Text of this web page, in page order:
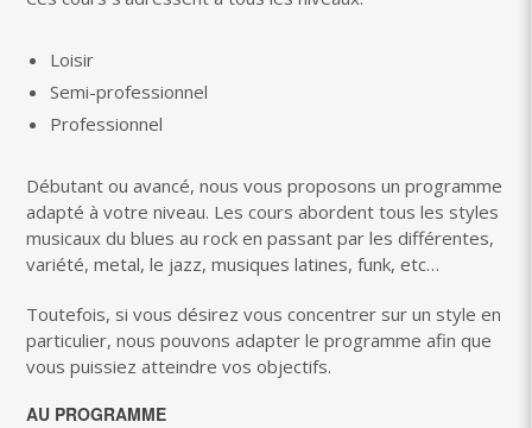
Loisir
Semi-professionnel
Professionnel
Débutant ou avancé, nous vous proposons un programme
adapté à votre niveau. Les cours abordent tous les styles
musicaux du blues au rock en passant par les différentes,
variété, metal, le jazz, musiques latines, funk, etc…
Toutefois, si vous désirez vous concentrer sur un style en
particulier, nous pouvons adapter le programme afin que
vous puissiez atteindre vos objectifs.
AU PROGRAMME